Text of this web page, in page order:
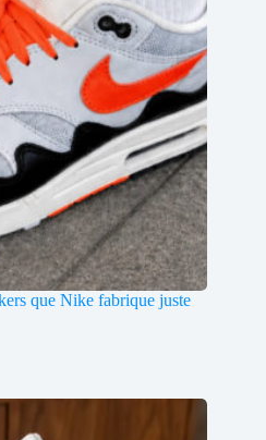
que Nike fabrique juste